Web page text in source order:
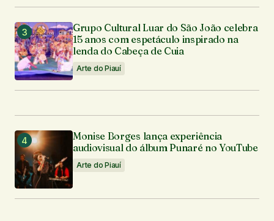
Grupo Cultural Luar do São João celebra
15 anos com espetáculo inspirado na
lenda do Cabeça de Cuia
Arte do Piauí
Monise Borges lança experiência
audiovisual do álbum Punaré no YouTube
Arte do Piauí